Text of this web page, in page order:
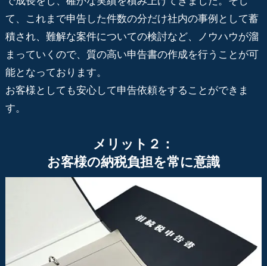
て、これまで申告した件数の分だけ社内の事例として蓄
積され、難解な案件についての検討など、ノウハウが溜
まっていくので、質の高い申告書の作成を行うことが可
能となっております。
お客様としても安心して申告依頼をすることができま
す。
メリット２：
お客様の納税負担を常に意識